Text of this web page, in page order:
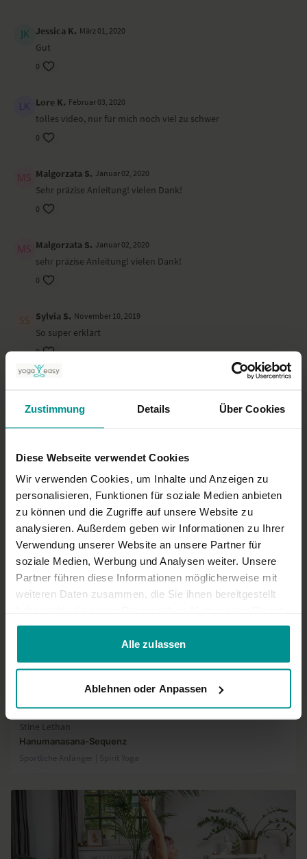
Zustimmung Details Über Cookies
Diese Webseite verwendet Cookies
Wir verwenden Cookies, um Inhalte und Anzeigen zu
personalisieren, Funktionen für soziale Medien anbieten
zu können und die Zugriffe auf unsere Website zu
analysieren. Außerdem geben wir Informationen zu Ihrer
Verwendung unserer Website an unsere Partner für
soziale Medien, Werbung und Analysen weiter. Unsere
Partner führen diese Informationen möglicherweise mit
weiteren Daten zusammen, die Sie ihnen bereitgestellt
gesammelt haben.
Alle zulassen
Ablehnen oder Anpassen
Jessica K. März 01, 2020
Gut
0
Lore K. Februar 03, 2020
tolles video, nur für mich noch viel zu schwer
0
Malgorzata S. Januar 02, 2020
Sehr präzise Anleitung! vielen Dank!
0
Malgorzata S. Januar 02, 2020
sehr präzise Anleitung! vielen Dank!
0
Sylvia S. November 10, 2019
So super erklärt
0
Wunderschön zum anschauen. Ein Kindheitstraum, der wohl
auch einer bleiben wird😊
Mehr laden
Ähnliche Videos
Stine Lethan
Hanumanasana-Sequenz
Sportliche Anfänger | Spirit Yoga